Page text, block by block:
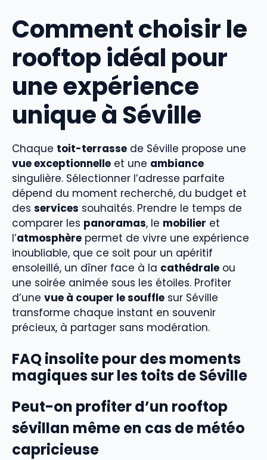
Comment choisir le
rooftop idéal pour
une expérience
unique à Séville
Chaque toit-terrasse de Séville propose une
vue exceptionnelle et une ambiance
singulière. Sélectionner l’adresse parfaite
dépend du moment recherché, du budget et
des services souhaités. Prendre le temps de
comparer les panoramas, le mobilier et
l’atmosphère permet de vivre une expérience
inoubliable, que ce soit pour un apéritif
ensoleillé, un dîner face à la cathédrale ou
une soirée animée sous les étoiles. Profiter
d’une vue à couper le souffle sur Séville
transforme chaque instant en souvenir
précieux, à partager sans modération.
FAQ insolite pour des moments
magiques sur les toits de Séville
Peut-on profiter d’un rooftop
sévillan même en cas de météo
capricieuse